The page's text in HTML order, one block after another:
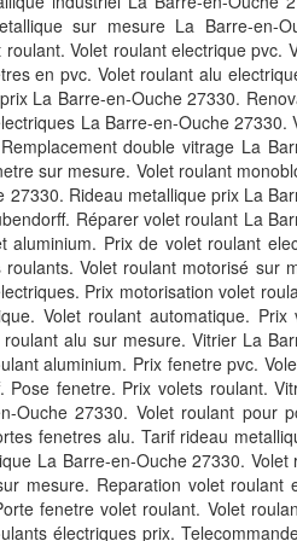
sur mesure La Barre-en-
Volet roulant electrique pvc.
en pvc. Volet roulant alu
La Barre-en-Ouche 27330.
La Barre-en-Ouche 27330.
double vitrage La
sur mesure. Volet roulant
Rideau metallique prix La
Réparer volet roulant La
aluminium. Prix de volet roulant
Volet roulant motorisé sur
Prix motorisation volet
Volet roulant automatique. Prix
alu sur mesure. Vitrier La
aluminium. Prix fenetre pvc.
fenetre. Prix volets roulant.
Ouche 27330. Volet roulant pour
fenetres alu. Tarif rideau
La Barre-en-Ouche 27330. Volet
mesure. Reparation volet roulant
fenetre volet roulant. Volet
électriques prix.